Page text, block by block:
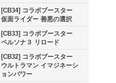
[CB34] コラボブースター
仮面ライダー 善悪の選択
[CB33] コラボブースター
ペルソナ３ リロード
[CB32] コラボブースター
ウルトラマン イマジネーシ
ョンパワー